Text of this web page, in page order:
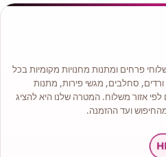
פרחים ומתנות מחנויות מקומיות בכל
סחלבים, מגשי פירות, מתנות
לפי אזור משלוח. המטרה שלנו היא להציג
ועד ההזמנה.